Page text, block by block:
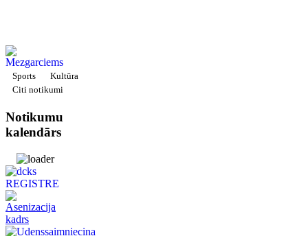
Sports
Kultūra
Citi notikumi
Notikumu
kalendārs